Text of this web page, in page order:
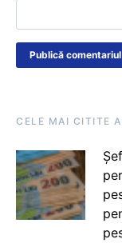
CELE MAI CITITE